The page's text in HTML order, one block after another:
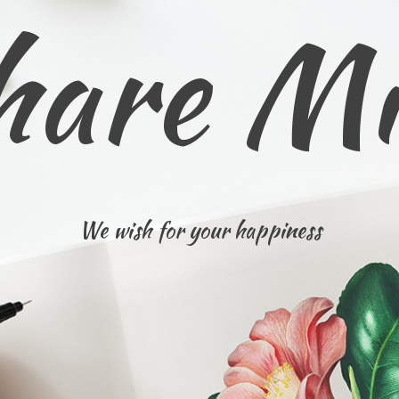
We wish for your happiness